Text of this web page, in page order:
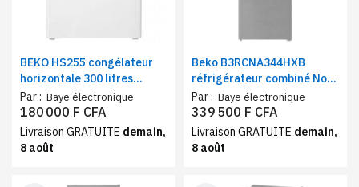
BEKO HS255 congélateur
horizontale 300 litres
classe UN
Par : Baye électronique
180 000 F CFA
Livraison GRATUITE demain,
8 août
Beko B3RCNA344HXB
réfrigérateur combiné No
Frost 344 litres | Frigo et
congélateur 3 tiroirs classe
E
Par : Baye électronique
339 500 F CFA
Livraison GRATUITE demain,
8 août